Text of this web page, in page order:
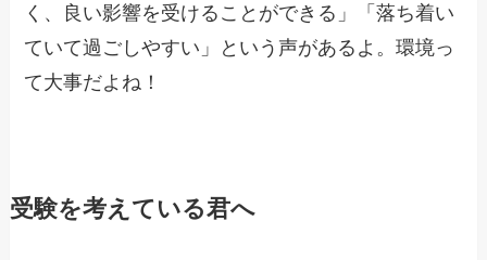
く、良い影響を受けることができる」「落ち着い
ていて過ごしやすい」という声があるよ。環境っ
て大事だよね！
受験を考えている君へ